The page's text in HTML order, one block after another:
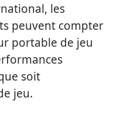
les
peuvent compter
portable de jeu
soit
jeu.